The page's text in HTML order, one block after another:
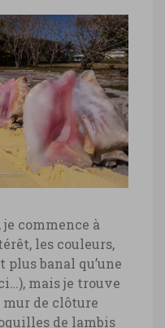
commence à
les couleurs,
plus banal qu’une
mais je trouve
de clôture
de lambis